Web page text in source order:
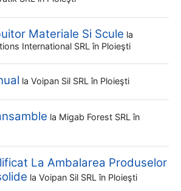
Materiale Si Scule la
International SRL în Ploieşti
la Voipan Sil SRL în Ploieşti
la Migab Forest SRL în
La Ambalarea Produselor
la Voipan Sil SRL în Ploieşti